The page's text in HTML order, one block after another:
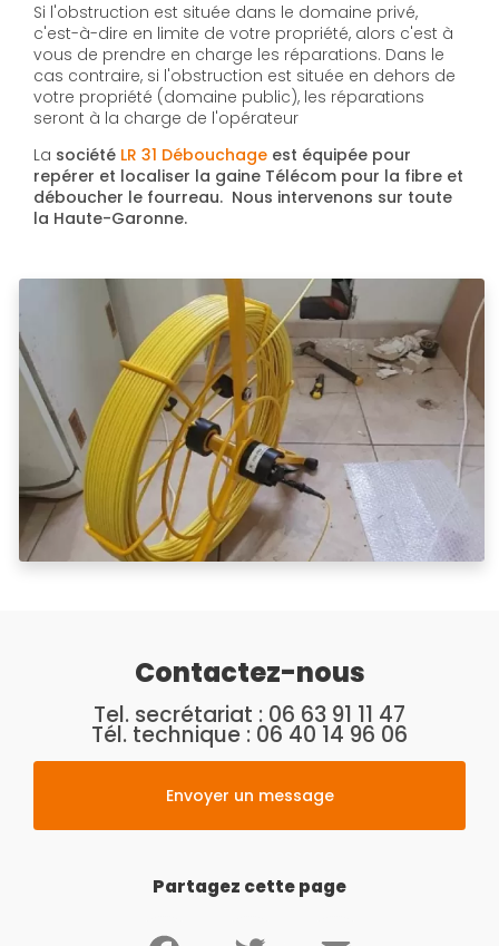
Si l'obstruction est située dans le domaine privé,
c'est-à-dire en limite de votre propriété, alors c'est à
vous de prendre en charge les réparations. Dans le
cas contraire, si l'obstruction est située en dehors de
votre propriété (domaine public), les réparations
seront à la charge de l'opérateur
La société LR 31 Débouchage est équipée pour
repérer et localiser la gaine Télécom pour la fibre et
déboucher le fourreau. Nous intervenons sur toute
la Haute-Garonne.
Contactez-nous
Tel. secrétariat : 06 63 91 11 47
Tél. technique : 06 40 14 96 06
Envoyer un message
Partagez cette page